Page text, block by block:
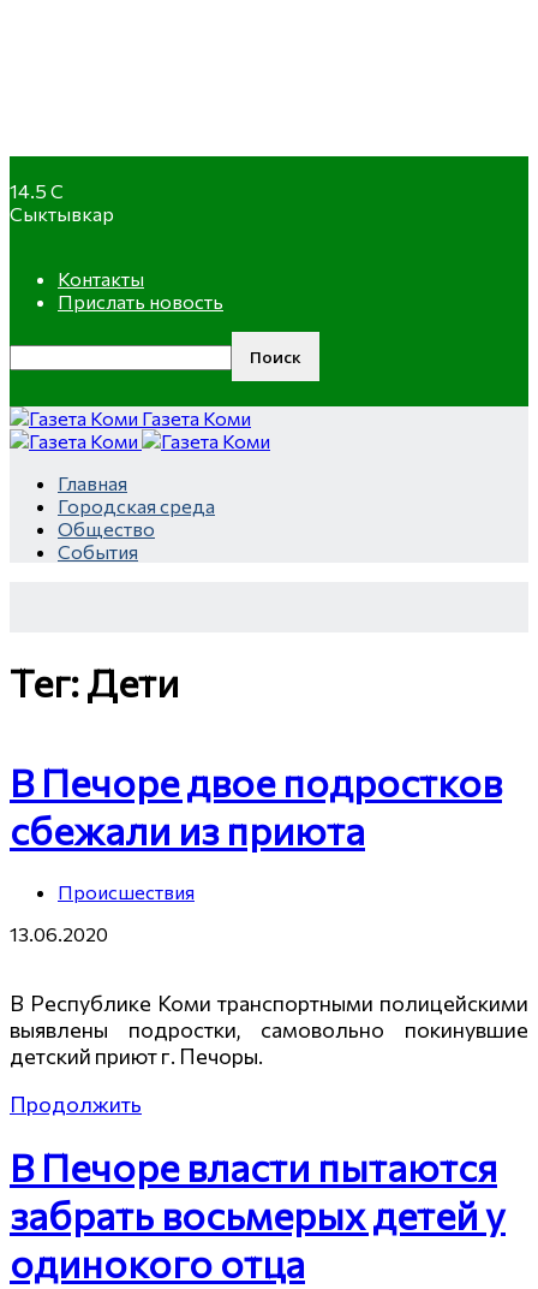
14.5 C
Сыктывкар
Контакты
Прислать новость
Газета Коми
Главная
Городская среда
Общество
События
не
видят...
Тег: Дети
В Печоре двое подростков
сбежали из приюта
Происшествия
13.06.2020
В Республике Коми транспортными полицейскими
выявлены подростки, самовольно покинувшие
детский приют г. Печоры.
Продолжить
В Печоре власти пытаются
забрать восьмерых детей у
одинокого отца